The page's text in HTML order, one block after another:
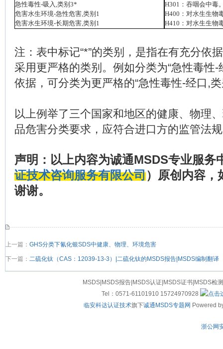
急性毒性-吸入,类别3*
危害水生环境-急性危害,类别 1
危害水生环境-长期危害,类别 1
H301 ：吞咽会中毒
H400 ：对水生生物
H410 ：对水生生物
注：表中标记“*”的类别，是指在有充分依
采用更严格的类别。例如分类为“急性毒性-
依据，可分类为更严格的“急性毒性-经口 ,
以上例举了三个国家和地区的健康、物理
品危害分类要求，应符合进口方的监管法
声明：以上内容为诚通MSDS专业服务
证技术咨询服务有限公司）原创内容，
谢谢。
上一篇： GHS分类下氰化银SDS中健康、物理、环境危害
下一篇： 二硫化钛（CAS：12039-13-3）|二硫化钛的MSDS报告|MSDS编制翻译
MSDS|MSDS报告|MSDS认证|MSDS证书|MSDS检
Tel：0571-61101910 15724970928
临安科达认证技术旗下诚通MSDS专题网 Powered
浙公网